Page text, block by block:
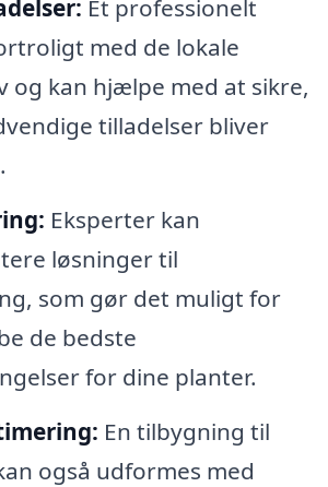
Et professionelt
med de lokale
og kan hjælpe med at sikre,
tilladelser bliver
Eksperter kan
løsninger til
som gør det muligt for
de bedste
for dine planter.
En tilbygning til
også udformes med